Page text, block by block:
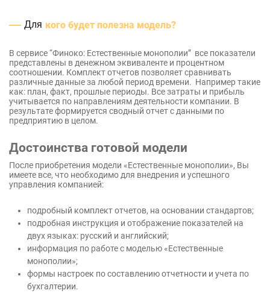
Для кого будет полезна модель?
В сервисе “Финоко: Естественные монополии” все показатели
представлены в денежном эквиваленте и процентном
соотношении. Комплект отчетов позволяет сравнивать
различные данные за любой период времени. Например такие
как: план, факт, прошлые периоды. Все затраты и прибыль
учитывается по направлениям деятельности компании. В
результате формируется сводный отчет с данными по
предприятию в целом.
Достоинства готовой модели
После приобретения модели «Естественные монополии», Вы
имеете все, что необходимо для внедрения и успешного
управления компанией:
подробный комплект отчетов, на основании стандартов;
подробная инструкция и отображение показателей на
двух языках: русский и английский;
информация по работе с моделью «Естественные
монополии»;
формы настроек по составлению отчетности и учета по
бухгалтерии.